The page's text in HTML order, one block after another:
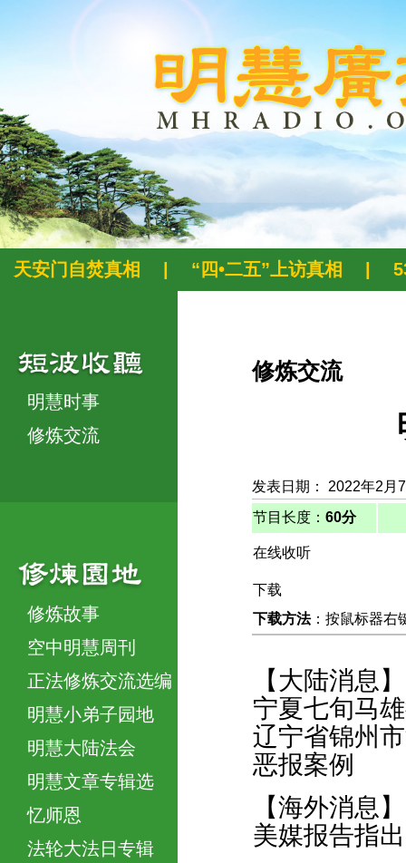
天安门自焚真相 “四•二五”上访真相
明慧时事
修炼交流
修炼故事
空中明慧周刊
正法修炼交流选编
明慧小弟子园地
明慧大陆法会
明慧文章专辑选
忆师恩
法轮大法日专辑
修炼交流
发表日期： 2022年2月
节目长度： 60分
在线收听
下载
下载方法：按鼠标器右
【大陆消息】
宁夏七旬马
辽宁省锦州
恶报案例
【海外消息】
美媒报告指